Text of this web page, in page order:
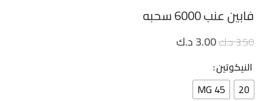
فابين عنب 6000 سحبه
3.50د.ك3.00د.ك
النيكوتين
20
45 MG